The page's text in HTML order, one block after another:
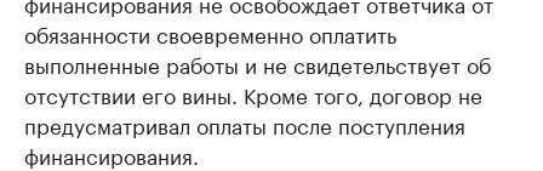
обязанности своевременно оплатить
выполненные работы и не свидетельствует об
отсутствии его вины. Кроме того, договор не
предусматривал оплаты после поступления
финансирования.